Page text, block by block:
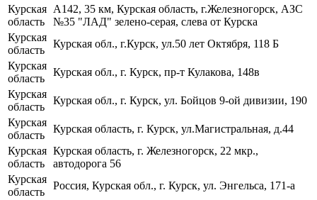
Курская
область
А142, 35 км, Курская область, г.Железногорск, АЗС
№35 "ЛАД" зелено-серая, слева от Курска
Курская
область
Курская обл., г.Курск, ул.50 лет Октября, 118 Б
Курская
область
Курская обл., г. Курск, пр-т Кулакова, 148в
Курская
область
Курская обл., г. Курск, ул. Бойцов 9-ой дивизии, 190
Курская
область
Курская область, г. Курск, ул.Магистральная, д.44
Курская
область
Курская область, г. Железногорск, 22 мкр.,
автодорога 56
Курская
область
Россия, Курская обл., г. Курск, ул. Энгельса, 171-а